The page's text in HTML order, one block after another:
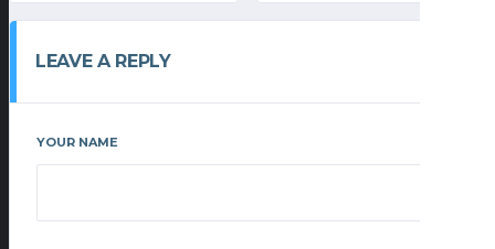
LEAVE A REPLY
YOUR NAME